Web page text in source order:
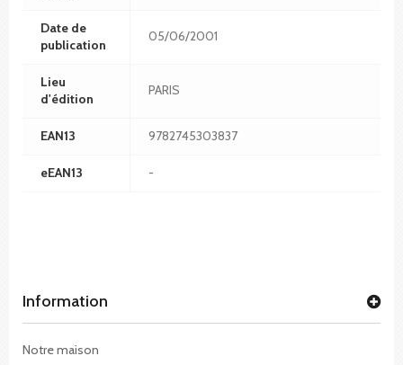
Date de
publication
05/06/2001
Lieu
d'édition
PARIS
EAN13 9782745303837
eEAN13 -
Information
Notre maison